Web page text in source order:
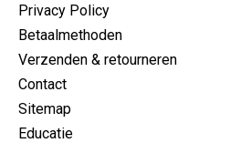
Privacy Policy
Betaalmethoden
Verzenden & retourneren
Contact
Sitemap
Educatie